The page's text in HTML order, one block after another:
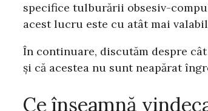
specifice tulburării obsesiv-
acest lucru este cu atât mai
În continuare, discutăm despre
și că acestea nu sunt neapărat
Ce înseamnă